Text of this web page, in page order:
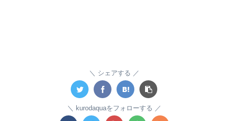
シェアする
kurodaquaをフォローする